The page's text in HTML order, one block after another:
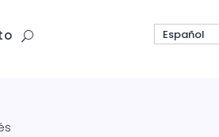
Español